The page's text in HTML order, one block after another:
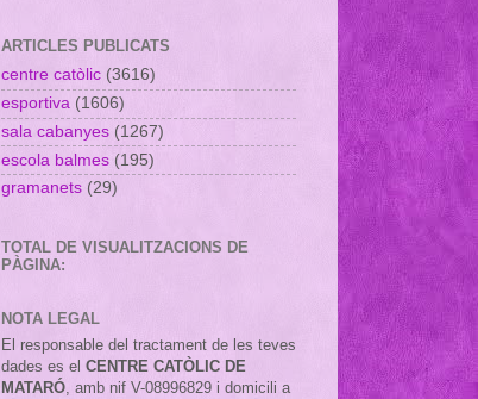
ARTICLES PUBLICATS
centre catòlic (3616)
esportiva (1606)
sala cabanyes (1267)
escola balmes (195)
gramanets (29)
TOTAL DE VISUALITZACIONS DE
PÀGINA:
NOTA LEGAL
El responsable del tractament de les teves
dades es el CENTRE CATÒLIC DE
MATARÓ, amb nif V-08996829 i domicili a